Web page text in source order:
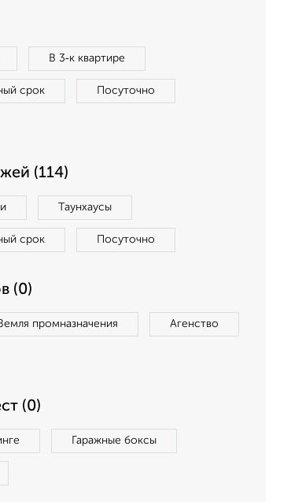
В 3‑к квартире
срок Посуточно
(114)
Таунхаусы
срок Посуточно
(0)
промназначения Агенство
(0)
Гаражные боксы